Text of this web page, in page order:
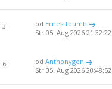
3 od Ernesttoumb
Str 05. Aug 2026 21:32:22
6 odAnthonygon
Str 05. Aug 2026 20:48:52